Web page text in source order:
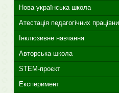
Нова українська школа
Атестація педагогічних
Інклюзивне навчання
Авторська школа
STEM-проєкт
Експеримент